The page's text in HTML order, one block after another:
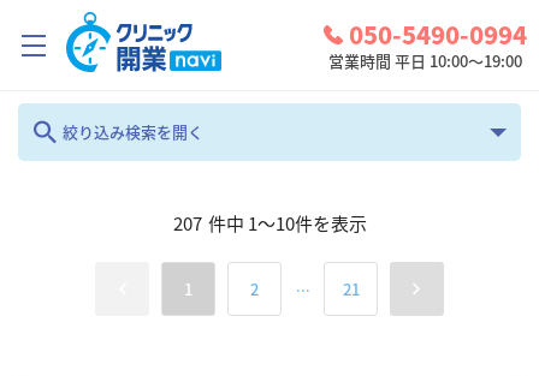
050-5490-0994
営業時間 平日 10:00～19:00
絞り込み検索を開く
207 件中 1～10件を表示
1 2 ... 21
クリニック開業ナビとは？
コンシェルジュサービス